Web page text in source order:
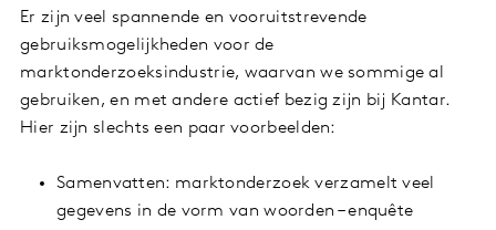
Er zijn veel spannende en vooruitstrevende
gebruiksmogelijkheden voor de
marktonderzoeksindustrie, waarvan we sommige al
gebruiken, en met andere actief bezig zijn bij Kantar.
Hier zijn slechts een paar voorbeelden:
Samenvatten: marktonderzoek verzamelt veel
gegevens in de vorm van woorden – enquête